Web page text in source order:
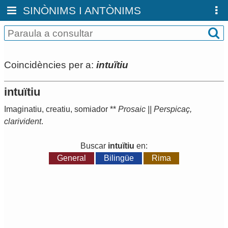
SINÒNIMS I ANTÒNIMS
Coincidències per a: intuïtiu
intuïtiu
Imaginatiu, creatiu, somiador ** Prosaic Perspicaç,
clarivident.
Buscar intuïtiu en:
General
Bilingüe Rima